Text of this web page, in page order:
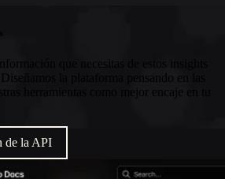
que necesitas de estos insights
Diseñamos la plataforma pensando en las
herramientas como mejor encaje en tu
de la API